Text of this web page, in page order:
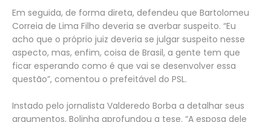
Em seguida, de forma direta, defendeu que Bartolomeu
Correia de Lima Filho deveria se averbar suspeito. “Eu
acho que o próprio juiz deveria se julgar suspeito nesse
aspecto, mas, enfim, coisa de Brasil, a gente tem que
ficar esperando como é que vai se desenvolver essa
questão”, comentou o prefeitável do PSL.
Instado pelo jornalista Valderedo Borba a detalhar seus
argumentos, Bolinha aprofundou a tese. “A esposa dele